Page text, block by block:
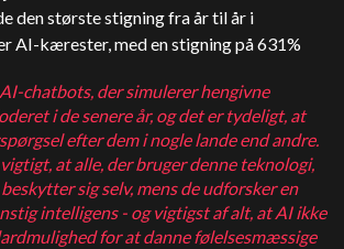
den største stigning fra år til år i
AI-kærester, med en stigning på 631%
chatbots, der simulerer hengivne
i de senere år, og det er tydeligt, at
efter dem i nogle lande end andre.
at alle, der bruger denne teknologi,
sig selv, mens de udforsker en
intelligens - og vigtigst af alt, at AI ikke
for at danne følelsesmæssige